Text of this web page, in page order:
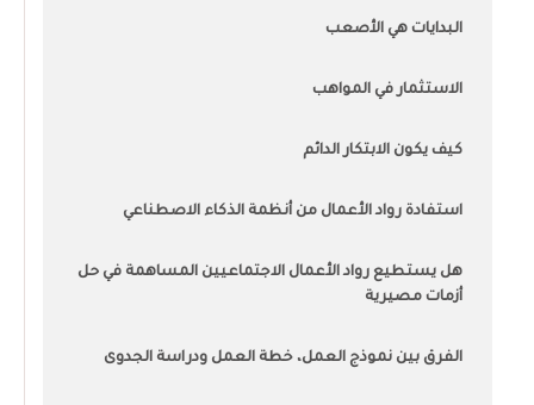
البدايات هي الأصعب
الاستثمار في المواهب
كيف يكون الابتكار الدائم
استفادة رواد الأعمال من أنظمة الذكاء الاصطناعي
هل يستطيع رواد الأعمال الاجتماعيين المساهمة في حل
أزمات مصيرية
الفرق بين نموذج العمل، خطة العمل ودراسة الجدوى